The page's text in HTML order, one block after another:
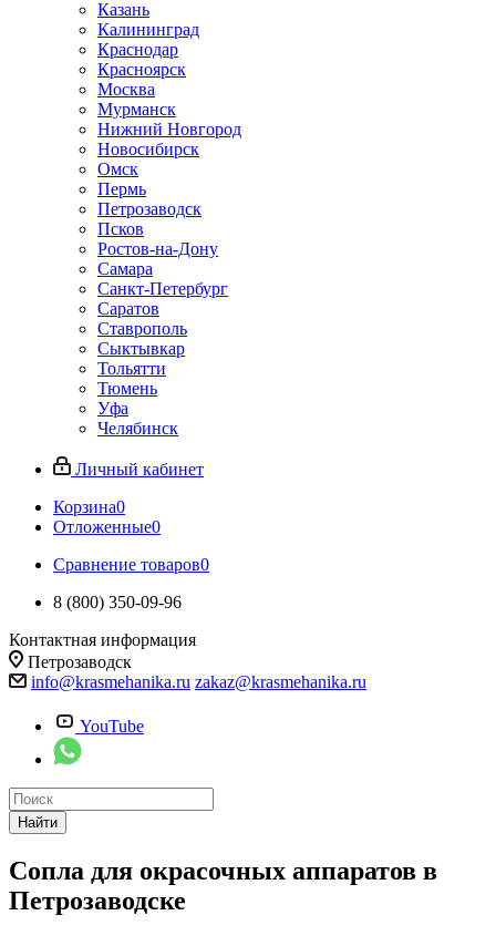
Казань
Калининград
Краснодар
Красноярск
Москва
Мурманск
Нижний Новгород
Новосибирск
Омск
Пермь
Петрозаводск
Псков
Ростов-на-Дону
Самара
Санкт-Петербург
Саратов
Ставрополь
Сыктывкар
Тольятти
Тюмень
Уфа
Челябинск
Личный кабинет
Корзина0
Отложенные0
Сравнение товаров0
8 (800) 350-09-96
Контактная информация
Петрозаводск
info@krasmehanika.ru zakaz@krasmehanika.ru
YouTube
Найти
Сопла для окрасочных аппаратов в
Петрозаводске